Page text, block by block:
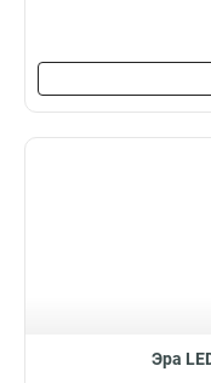
Эра